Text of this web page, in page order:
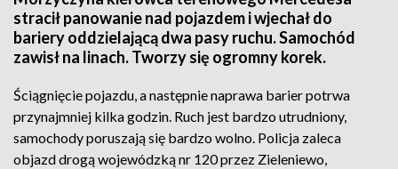
stracił panowanie nad pojazdem i wjechał do
bariery oddzielającą dwa pasy ruchu. Samochód
zawisł na linach. Tworzy się ogromny korek.
Ściągnięcie pojazdu, a następnie naprawa barier potrwa
przynajmniej kilka godzin. Ruch jest bardzo utrudniony,
samochody poruszają się bardzo wolno. Policja zaleca
objazd drogą wojewódzką nr 120 przez Zieleniewo,